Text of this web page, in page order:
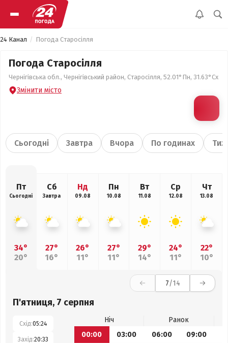
24 Канал Погода Старосілля
Погода Старосілля
Чернігівська обл., Чернігівський район, Старосілля, 52.01°Пн, 31.63°Сх
Змінити місто
Сьогодні Завтра Вчора По годинах
Пт
Сьогодні
34°
20°
Сб
Завтра
27°
16°
Нд
09.08
26°
11°
Пн
10.08
27°
11°
Вт
11.08
29°
14°
Ср
12.08
24°
11°
Чт
13.08
22°
10°
7/14
П'ятниця, 7 серпня
Схід:05:24
Захід:20:33
Ніч
Ранок
00:00
03:00 06:00 09:00